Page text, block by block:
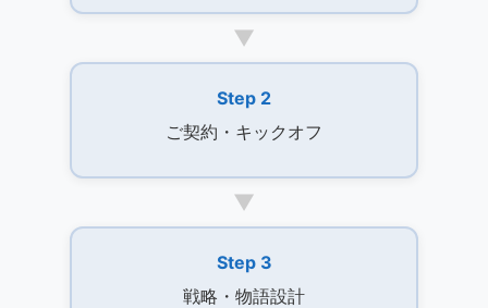
▼
Step 2
ご契約・キックオフ
▼
Step 3
戦略・物語設計